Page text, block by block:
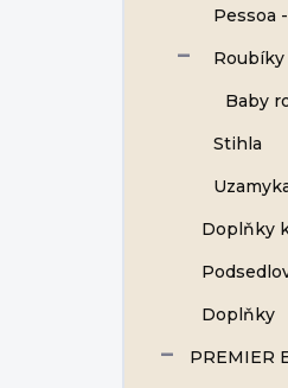
Pessoa
Roubíky
Baby
Stihla
Doplňky
Doplňky
PREMIER